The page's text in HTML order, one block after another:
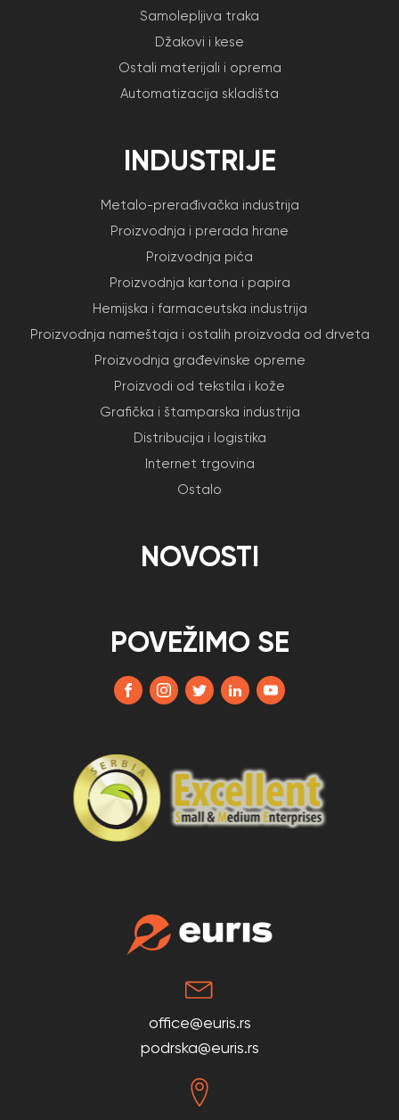
Samolepljiva traka
Džakovi i kese
Ostali materijali i oprema
Automatizacija skladišta
INDUSTRIJE
Metalo-prerađivačka industrija
Proizvodnja i prerada hrane
Proizvodnja pića
Proizvodnja kartona i papira
Hemijska i farmaceutska industrija
Proizvodnja nameštaja i ostalih proizvoda od drveta
Proizvodnja građevinske opreme
Proizvodi od tekstila i kože
Grafička i štamparska industrija
Distribucija i logistika
Internet trgovina
Ostalo
NOVOSTI
POVEŽIMO SE
office@euris.rs
podrska@euris.rs